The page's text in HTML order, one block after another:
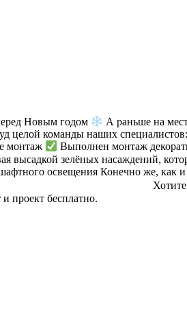
Новым годом
А раньше на
целой команды наших специалистов:
монтаж
Выполнен монтаж
высадкой зелёных насаждений,
освещения Конечно же, как
⠀⠀ ⠀⠀⠀⠀ ⠀⠀ ⠀⠀ ⠀⠀ ⠀⠀ Хотите
проект бесплатно. ⠀